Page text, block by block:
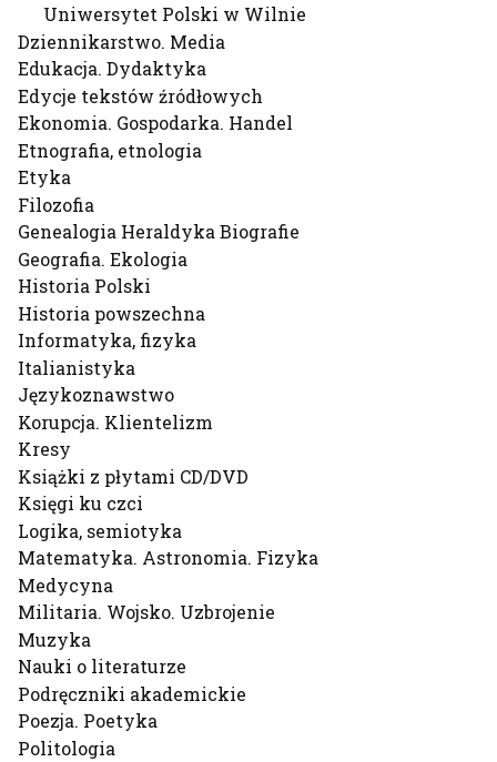
Uniwersytet Polski w Wilnie
Dziennikarstwo. Media
Edukacja. Dydaktyka
Edycje tekstów źródłowych
Ekonomia. Gospodarka. Handel
Etnografia, etnologia
Etyka
Filozofia
Genealogia Heraldyka Biografie
Geografia. Ekologia
Historia Polski
Historia powszechna
Informatyka, fizyka
Italianistyka
Językoznawstwo
Korupcja. Klientelizm
Kresy
Książki z płytami CD/DVD
Księgi ku czci
Logika, semiotyka
Matematyka. Astronomia. Fizyka
Medycyna
Militaria. Wojsko. Uzbrojenie
Muzyka
Nauki o literaturze
Podręczniki akademickie
Poezja. Poetyka
Politologia